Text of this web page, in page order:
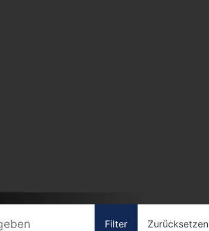
Filter Zurücksetzen